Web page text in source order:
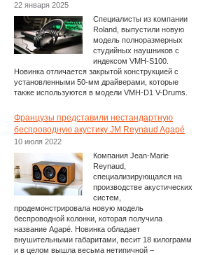
22 января 2025
Специалисты из компании
Roland, выпустили новую
модель полноразмерных
студийных наушников с
индексом VMH-S100.
Новинка отличается закрытой конструкцией с
установленными 50-мм драйверами, которые
также используются в модели VMH-D1 V-Drums.
Французы представили нестандартную
беспроводную акустику JM Reynaud Agapé
10 июля 2022
Компания Jean-Marie
Reynaud,
специализирующаяся на
производстве акустических
систем,
продемонстрировала новую модель
беспроводной колонки, которая получила
название Agapé. Новинка обладает
внушительными габаритами, весит 18 килограмм
и в целом вышла весьма нетипичной –